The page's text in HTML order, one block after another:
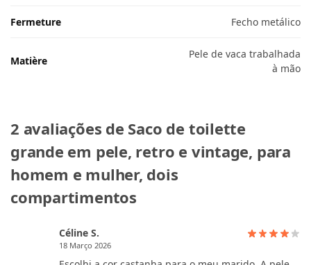
Fermeture Fecho metálico
Matière
Pele de vaca trabalhada
à mão
2 avaliações de Saco de toilette
grande em pele, retro e vintage, para
homem e mulher, dois
compartimentos
Céline S.
18 Março 2026